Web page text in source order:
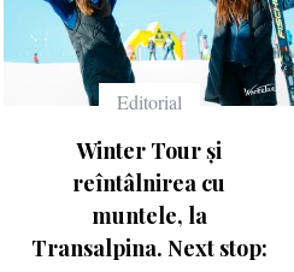
Echipament
Ce înseamnă numerele
de pe schiuri